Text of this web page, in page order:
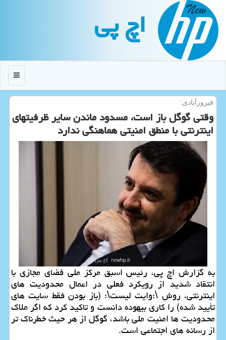
اچ پی
منو
فیروزآبادی:
وقتی گوگل باز است، مسدود ماندن سایر ظرفیتهای
اینترنتی با منطق امنیتی هماهنگی ندارد
به گزارش اچ پی، رئیس اسبق مرکز ملی فضای مجازی با
انتقاد شدید از رویکرد فعلی در اعمال محدودیت های
اینترنتی، روش \؛وایت لیست\؛ (باز بودن فقط سایت های
تأیید شده) را کاری بیهوده دانست و تاکید کرد که اگر ملاک
محدودیت ها امنیت ملی باشد، گوگل از هر حیث خطرناک تر
از رسانه های اجتماعی است.